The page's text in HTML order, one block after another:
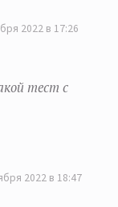
2022 в 17:26
тест с
2022 в 18:47